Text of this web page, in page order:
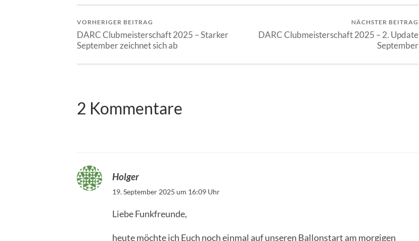
VORHERIGER BEITRAG
DARC Clubmeisterschaft 2025 – Starker
September zeichnet sich ab
NÄCHSTER BEITRAG
DARC Clubmeisterschaft 2025 – 2. Update
September
2 Kommentare
Holger
19. September 2025 um 16:09 Uhr
Liebe Funkfreunde,
heute möchte ich Euch noch einmal auf unseren Ballonstart am morgigen